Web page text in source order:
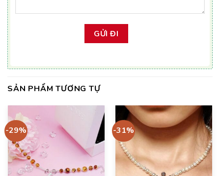
SẢN PHẨM TƯƠNG TỰ
-29% -31%